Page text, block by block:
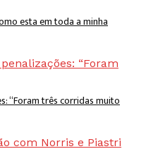
esta em toda a minha
“Foram três corridas muito